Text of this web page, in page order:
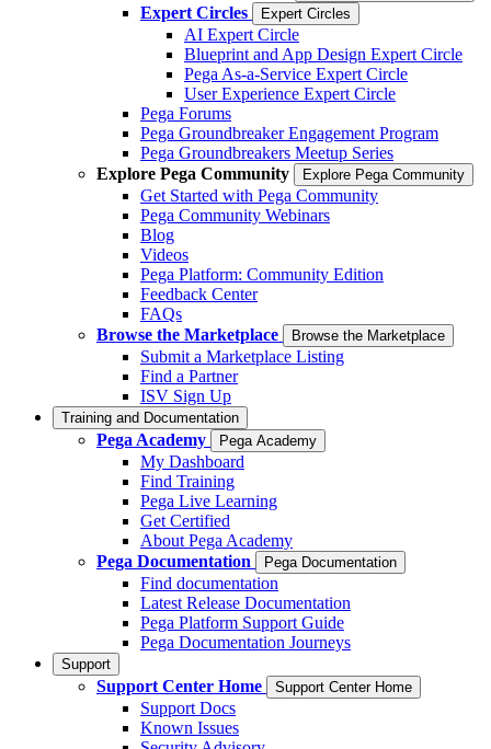
Expert Circles Expert Circles
AI Expert Circle
Blueprint and App Design Expert Circle
Pega As-a-Service Expert Circle
User Experience Expert Circle
Pega Forums
Pega Groundbreaker Engagement Program
Pega Groundbreakers Meetup Series
Explore Pega Community
Explore Pega Community
Get Started with Pega Community
Pega Community Webinars
Blog
Videos
Pega Platform: Community Edition
Feedback Center
FAQs
Browse the Marketplace
Browse the Marketplace
Submit a Marketplace Listing
Find a Partner
ISV Sign Up
Training and Documentation
Pega Academy Pega Academy
My Dashboard
Find Training
Pega Live Learning
Get Certified
About Pega Academy
Pega Documentation
Pega Documentation
Find documentation
Latest Release Documentation
Pega Platform Support Guide
Pega Documentation Journeys
Support
Support Center Home Support Center Home
Support Docs
Known Issues